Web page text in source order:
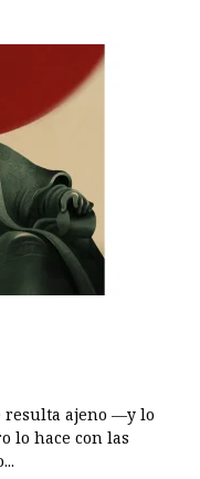
resulta ajeno —y lo
lo hace con las